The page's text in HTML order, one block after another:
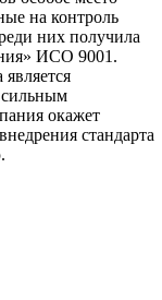
на контроль
них получила
ИСО 9001.
сильным
окажет
стандарта